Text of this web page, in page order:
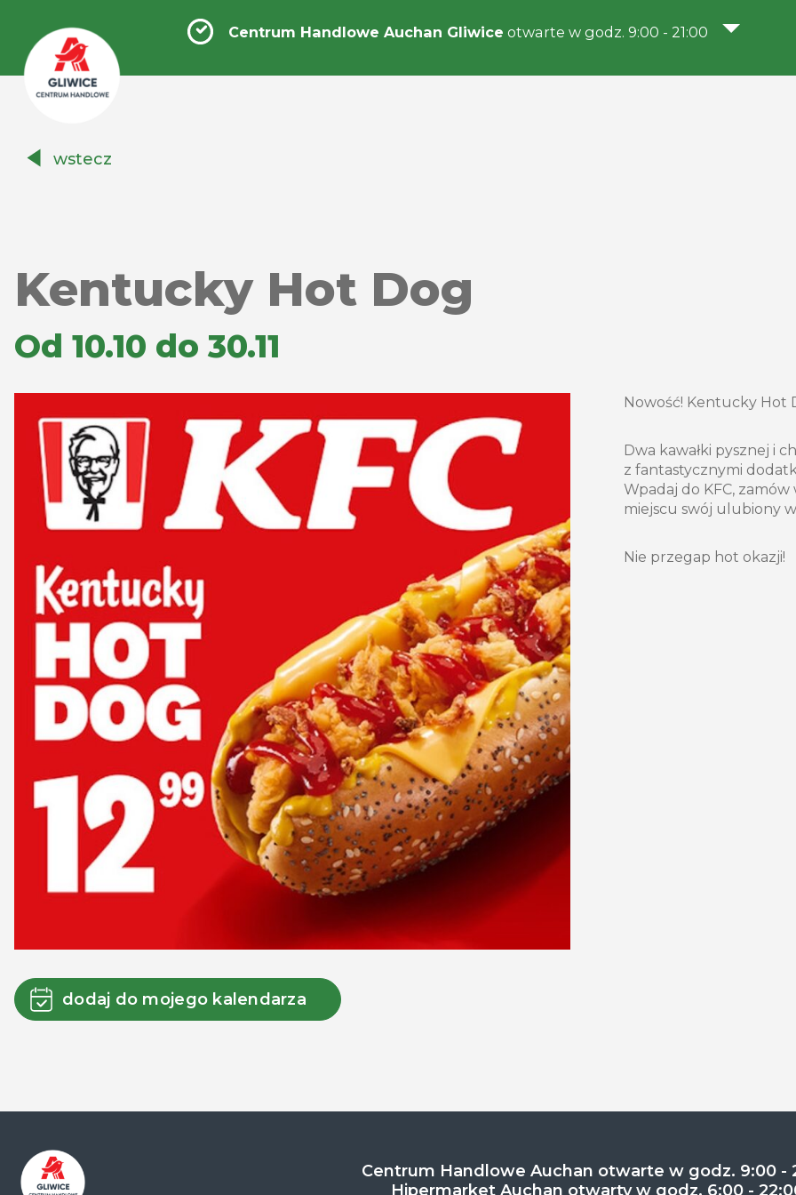
Handlowe
Centrum Handlowe Auchan Gliwice otwarte w godz. 9:00 - 21:00
wstecz
Kentucky Hot Dog
Od 10.10 do 30.11
dodaj do mojego kalendarza
Nowość! Kentucky Hot
Dwa kawałki pysznej i
z fantastycznymi
Wpadaj do KFC,
miejscu swój ulubiony
Nie przegap hot okazji!
Centrum Handlowe Auchan otwarte w godz. 9:00 -
Hipermarket Auchan otwarty w godz. 6:00 -